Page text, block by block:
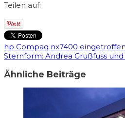
Teilen auf:
hp Compaq nx7400 eingetroffen
Sternform: Andrea Grußfuss
Ähnliche Beiträge